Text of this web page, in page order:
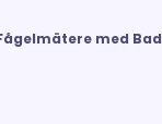
med Bad